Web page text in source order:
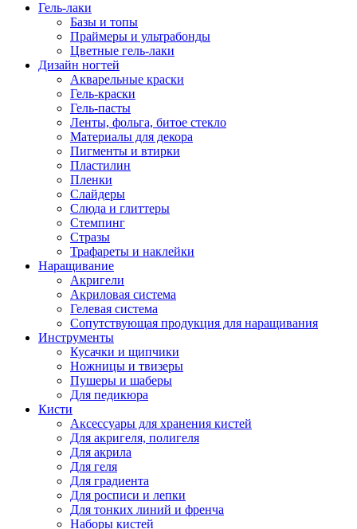
Гель-лаки
Базы и топы
Праймеры и ультрабонды
Цветные гель-лаки
Дизайн ногтей
Акварельные краски
Гель-краски
Гель-пасты
Ленты, фольга, битое стекло
Материалы для декора
Пигменты и втирки
Пластилин
Пленки
Слайдеры
Слюда и глиттеры
Стемпинг
Стразы
Трафареты и наклейки
Наращивание
Акригели
Акриловая система
Гелевая система
Сопутствующая продукция для наращивания
Инструменты
Кусачки и щипчики
Ножницы и твизеры
Пушеры и шаберы
Для педикюра
Кисти
Аксессуары для хранения кистей
Для акригеля, полигеля
Для акрила
Для геля
Для градиента
Для росписи и лепки
Для тонких линий и френча
Наборы кистей